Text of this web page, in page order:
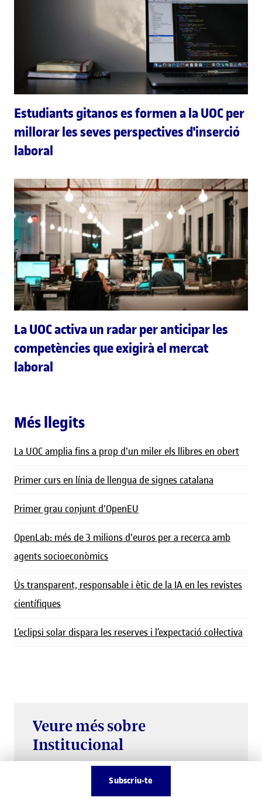
Subscriu-te
Estudiants gitanos es formen a la UOC per
millorar les seves perspectives d'inserció
laboral
La UOC activa un radar per anticipar les
competències que exigirà el mercat
laboral
Més llegits
La UOC amplia fins a prop d'un miler els llibres en obert
Primer curs en línia de llengua de signes catalana
Primer grau conjunt d'OpenEU
OpenLab: més de 3 milions d'euros per a recerca amb
agents socioeconòmics
Ús transparent, responsable i ètic de la IA en les revistes
científiques
L’eclipsi solar dispara les reserves i l’expectació col·lectiva
Veure més sobre
Institucional